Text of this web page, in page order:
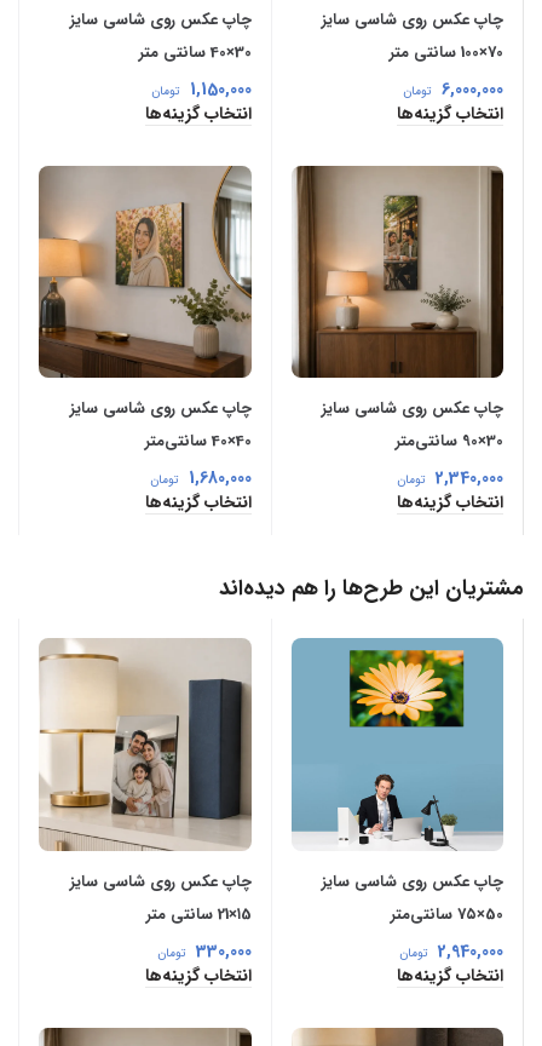
چاپ عکس روی شاسی سایز
70×100 سانتی‌ متر
6,000,000 تومان
انتخاب گزینه‌ها
چاپ عکس روی شاسی سایز
30×40 سانتی‌ متر
1,150,000 تومان
انتخاب گزینه‌ها
چاپ عکس روی شاسی سایز
30×90 سانتی‌متر
2,340,000 تومان
انتخاب گزینه‌ها
چاپ عکس روی شاسی سایز
40×40 سانتی‌متر
1,680,000 تومان
انتخاب گزینه‌ها
مشتریان این طرح‌ها را هم دیده‌اند
چاپ عکس روی شاسی سایز
50×7۵ سانتی‌متر
2,940,000 تومان
انتخاب گزینه‌ها
چاپ عکس روی شاسی سایز
۱5×21 سانتی‌ متر
330,000 تومان
انتخاب گزینه‌ها